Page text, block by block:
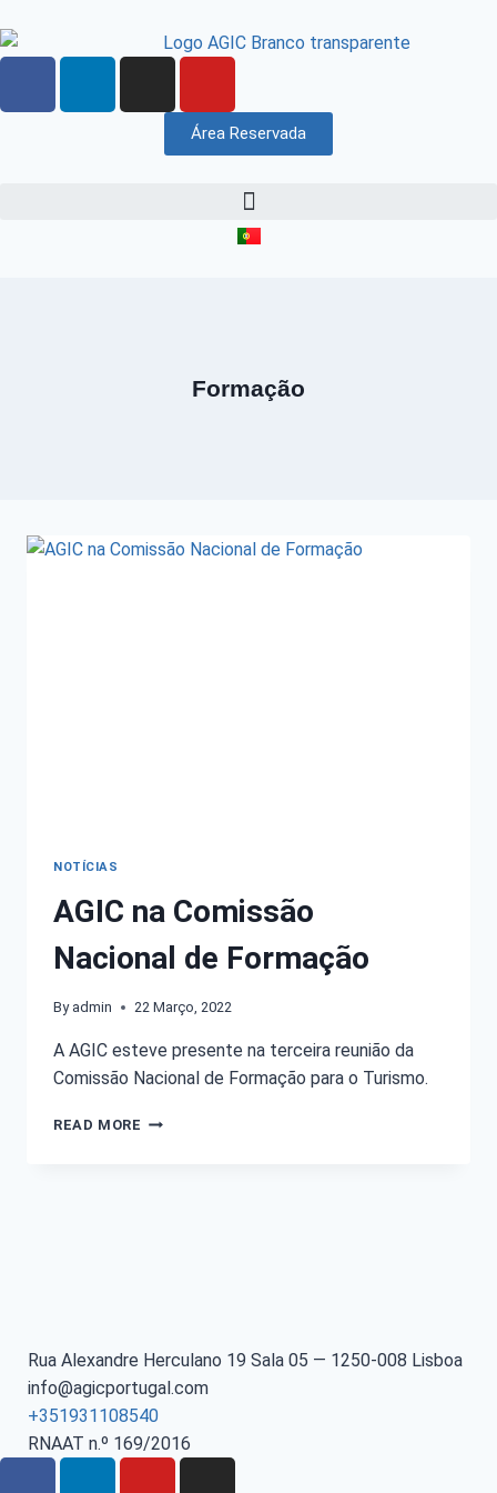
Área Reservada
Formação
NOTÍCIAS
AGIC na Comissão
Nacional de Formação
By admin 22 Março, 2022
A AGIC esteve presente na terceira reunião da
Comissão Nacional de Formação para o Turismo.
READ MORE
Rua Alexandre Herculano 19 Sala 05 — 1250-008 Lisboa
info@agicportugal.com
+351931108540
RNAAT n.º 169/2016